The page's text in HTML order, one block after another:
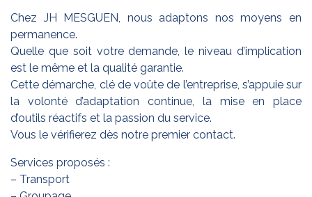
Chez JH MESGUEN, nous adaptons nos moyens en
permanence.
Quelle que soit votre demande, le niveau d’implication
est le même et la qualité garantie.
Cette démarche, clé de voûte de l’entreprise, s’appuie sur
la volonté d’adaptation continue, la mise en place
d’outils réactifs et la passion du service.
Vous le vérifierez dès notre premier contact.
Services proposés :
– Transport